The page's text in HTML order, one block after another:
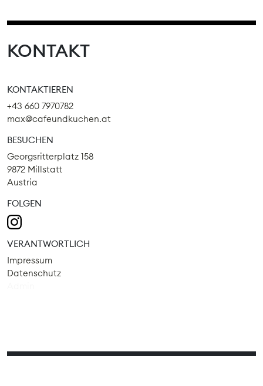
KONTAKT
KONTAKTIEREN
+43 660 7970782
max@cafeundkuchen.at
BESUCHEN
Georgsritterplatz 158
9872 Millstatt
Austria
FOLGEN
VERANTWORTLICH
Impressum
Datenschutz